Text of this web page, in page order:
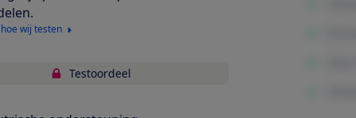
wij testen
Testoordeel